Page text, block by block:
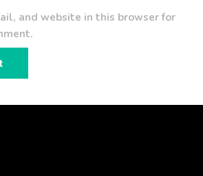
and website in this browser for